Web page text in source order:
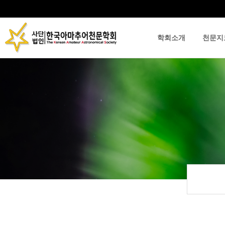
학회소개 천문
하위분류 하위분류